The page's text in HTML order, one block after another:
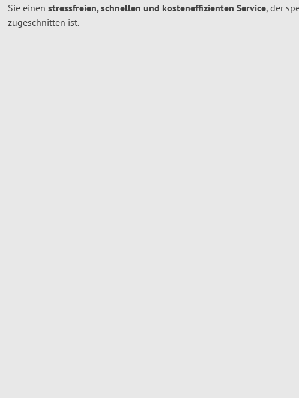
Sie einen stressfreien, schnellen und kosteneffizienten Service, der
zugeschnitten ist.